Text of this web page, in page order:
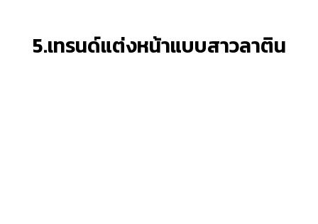
5.เทรนด์แต่งหน้าแบบสาวลาติน